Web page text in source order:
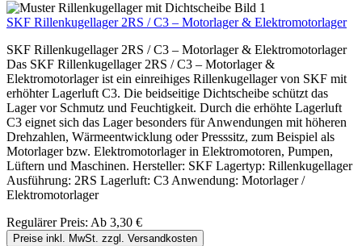
SKF Rillenkugellager 2RS / C3 – Motorlager & Elektromotorlager
SKF Rillenkugellager 2RS / C3 – Motorlager & Elektromotorlager
Das SKF Rillenkugellager 2RS / C3 – Motorlager &
Elektromotorlager ist ein einreihiges Rillenkugellager von SKF mit
erhöhter Lagerluft C3. Die beidseitige Dichtscheibe schützt das
Lager vor Schmutz und Feuchtigkeit. Durch die erhöhte Lagerluft
C3 eignet sich das Lager besonders für Anwendungen mit höheren
Drehzahlen, Wärmeentwicklung oder Presssitz, zum Beispiel als
Motorlager bzw. Elektromotorlager in Elektromotoren, Pumpen,
Lüftern und Maschinen. Hersteller: SKF Lagertyp: Rillenkugellager
Ausführung: 2RS Lagerluft: C3 Anwendung: Motorlager /
Elektromotorlager
Regulärer Preis: Ab 3,30 €
Preise inkl. MwSt. zzgl. Versandkosten